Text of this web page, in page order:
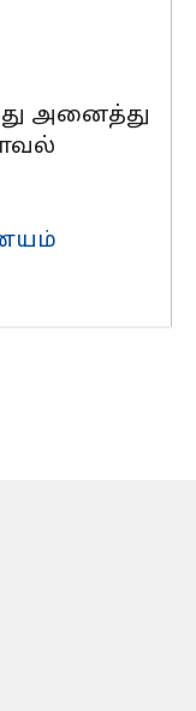
அனைத்து